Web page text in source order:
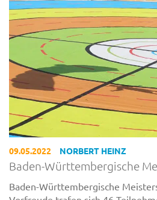
09.05.2022 NORBERT HEINZ
Baden-Württembergische
Baden-Württembergische